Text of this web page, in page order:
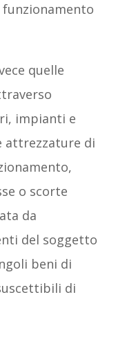
quelle
impianti e
attrezzature di
o scorte
da
del soggetto
beni di
di